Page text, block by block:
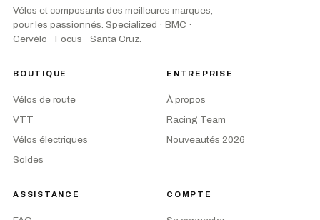
Vélos et composants des meilleures marques,
pour les passionnés. Specialized · BMC ·
Cervélo · Focus · Santa Cruz.
BOUTIQUE
Vélos de route
VTT
Vélos électriques
Soldes
ENTREPRISE
À propos
Racing Team
Nouveautés 2026
ASSISTANCE COMPTE